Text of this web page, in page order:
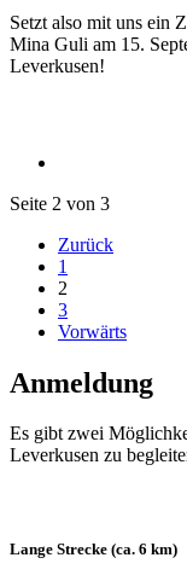
Setzt also mit uns ein
Mina Guli am 15.
Leverkusen!
Seite 2 von 3
Zurück
1
2
3
Vorwärts
Anmeldung
Es gibt zwei
Leverkusen zu
Lange Strecke (ca. 6 km)